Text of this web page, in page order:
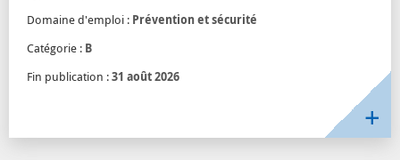
Domaine d'emploi : Prévention et sécurité
Catégorie : B
Fin publication :31 août 2026